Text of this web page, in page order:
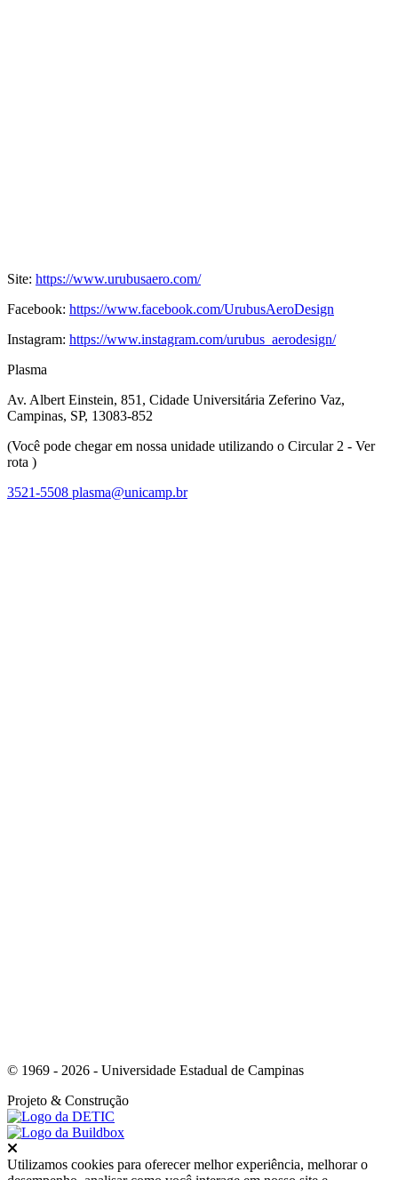
Site: https://www.urubusaero.com/
Facebook: https://www.facebook.com/UrubusAeroDesign
Instagram: https://www.instagram.com/urubus_aerodesign/
Plasma
Av. Albert Einstein, 851, Cidade Universitária Zeferino Vaz,
Campinas, SP, 13083-852
(Você pode chegar em nossa unidade utilizando o Circular 2 - Ver
rota )
3521-5508 plasma@unicamp.br
© 1969 - 2026 - Universidade Estadual de Campinas
Projeto & Construção
Utilizamos cookies para oferecer melhor experiência, melhorar o